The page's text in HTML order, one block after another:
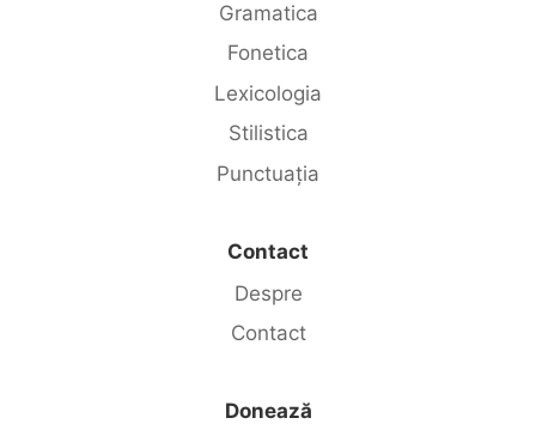
Gramatica
Fonetica
Lexicologia
Stilistica
Punctuația
Contact
Despre
Contact
Donează